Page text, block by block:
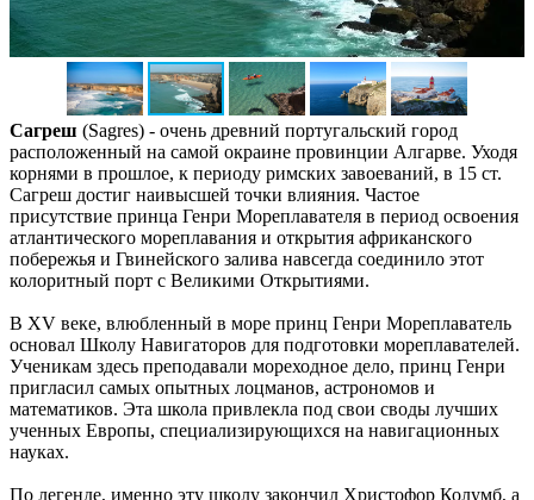
Сагреш (Sagres) - очень древний португальский город
расположенный на самой окраине провинции Алгарве. Уходя
корнями в прошлое, к периоду римских завоеваний, в 15 ст.
Сагреш достиг наивысшей точки влияния. Частое
присутствие принца Генри Мореплавателя в период освоения
атлантического мореплавания и открытия африканского
побережья и Гвинейского залива навсегда соединило этот
колоритный порт с Великими Открытиями.
В XV веке, влюбленный в море принц Генри Мореплаватель
основал Школу Навигаторов для подготовки мореплавателей.
Ученикам здесь преподавали мореходное дело, принц Генри
пригласил самых опытных лоцманов, астрономов и
математиков. Эта школа привлекла под свои своды лучших
ученных Европы, специализирующихся на навигационных
науках.
По легенде, именно эту школу закончил Христофор Колумб, а